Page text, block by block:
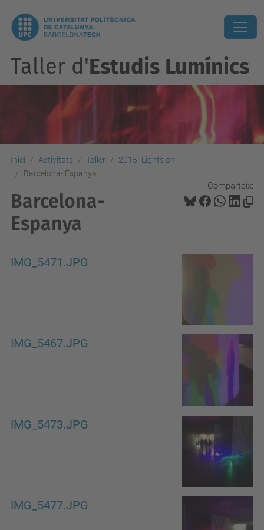
Taller d'Estudis Lumínics
Inici Activitats Taller
2015- Lights on
Barcelona- Espanya
Comparteix:
Barcelona-
Espanya
IMG_5471.JPG
IMG_5467.JPG
IMG_5473.JPG
IMG_5477.JPG